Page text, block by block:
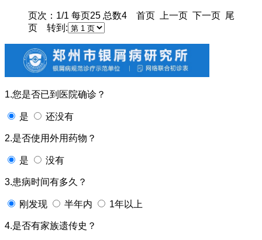
页次：1/1 每页25 总数4 首页 上一页 下一页 尾
页 转到:
1.您是否已到医院确诊？
是 还没有
2.是否使用外用药物？
是 没有
3.患病时间有多久？
刚发现 半年内 1年以上
4.是否有家族遗传史？